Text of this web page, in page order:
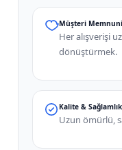
Müşteri
Her alışverişi
dönüştürmek.
Kalite & Sağlamlık
Uzun ömürlü,